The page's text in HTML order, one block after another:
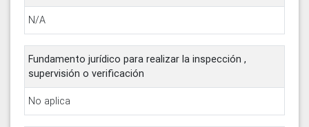
N/A
Fundamento jurídico para realizar la inspección ,
supervisión o verificación
No aplica